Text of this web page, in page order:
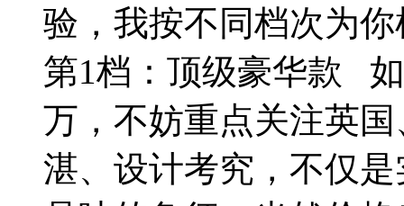
验，我按不同档次为
第1档：顶级豪华款
万，不妨重点关注英
湛、设计考究，不仅